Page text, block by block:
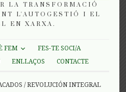
LA TRANSFORMACIÓ
L'AUTOGESTIÓ I EL
EN XARXA.
FEM
FES-TE SOCI/A
ENLLAÇOS CONTACTE
/REVOLUCIÓN INTEGRAL